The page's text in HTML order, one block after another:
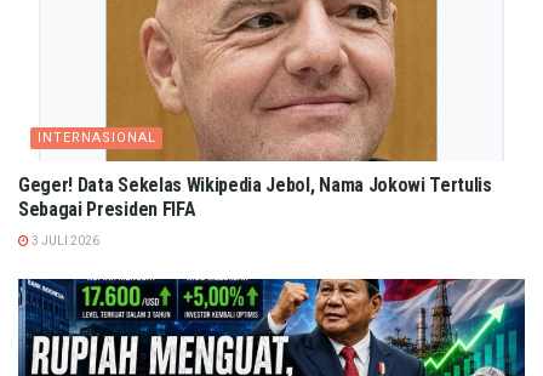
INTERNASIONAL
Geger! Data Sekelas Wikipedia Jebol, Nama Jokowi Tertulis
Sebagai Presiden FIFA
3 JULI 2026